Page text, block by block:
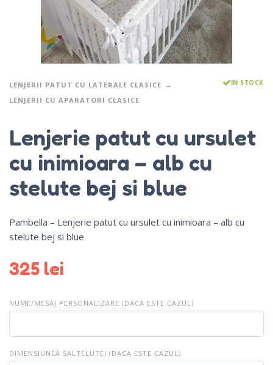
LENJERII PATUT CU LATERALE CLASICE
LENJERII CU APARATORI CLASICE
IN STOCK
Lenjerie patut cu ursulet
cu inimioara – alb cu
stelute bej si blue
Pambella – Lenjerie patut cu ursulet cu inimioara – alb cu
stelute bej si blue
325 lei
NUME/MESAJ PERSONALIZARE (DACA ESTE CAZUL)
DIMENSIUNEA SALTELUTEI (DACA ESTE CAZUL)